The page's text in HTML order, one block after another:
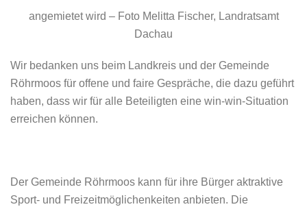
angemietet wird – Foto Melitta Fischer, Landratsamt
Dachau
Wir bedanken uns beim Landkreis und der Gemeinde
Röhrmoos für offene und faire Gespräche, die dazu geführt
haben, dass wir für alle Beteiligten eine win-win-Situation
erreichen können.
Der Gemeinde Röhrmoos kann für ihre Bürger aktraktive
Sport- und Freizeitmöglichenkeiten anbieten. Die